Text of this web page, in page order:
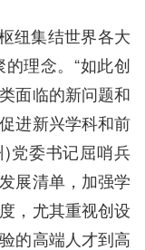
纽集结世界各大
理念。“如此创
面临的新问题和
进新兴学科和前
党委书记屈哨兵
展清单，加强学
，尤其重视创设
的高端人才到高